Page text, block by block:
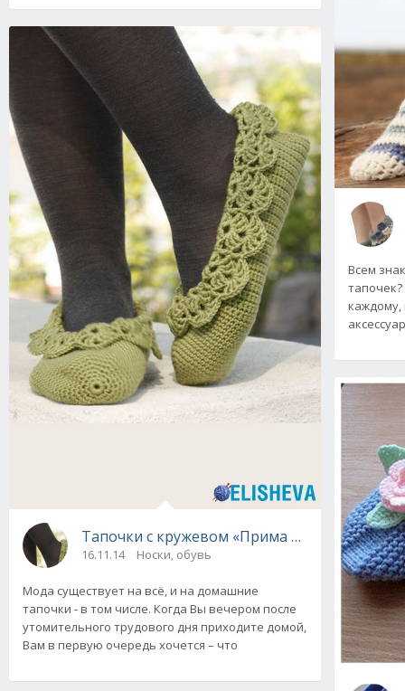
Тапочки с кружевом «Прима балерина» от
16.11.14 Носки, обувь
Мода существует на всё, и на домашние
тапочки - в том числе. Когда Вы вечером после
утомительного трудового дня приходите домой,
Вам в первую очередь хочется – что
Всем